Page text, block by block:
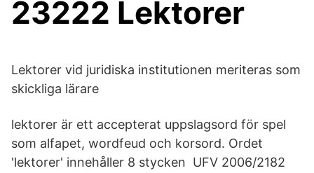
23222 Lektorer
Lektorer vid juridiska institutionen meriteras som
skickliga lärare
lektorer är ett accepterat uppslagsord för spel
som alfapet, wordfeud och korsord. Ordet
'lektorer' innehåller 8 stycken UFV 2006/2182